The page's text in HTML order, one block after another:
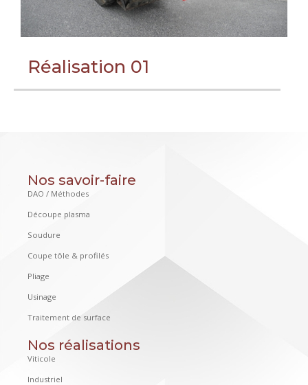
Réalisation 01
Nos savoir-faire
DAO / Méthodes
Découpe plasma
Soudure
Coupe tôle & profilés
Pliage
Usinage
Traitement de surface
Nos réalisations
Viticole
Industriel